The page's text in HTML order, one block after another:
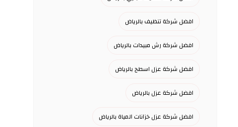
افضل شركة تنظيف بالرياض
افضل شركة رش مبيدات بالرياض
افضل شركة عزل اسطح بالرياض
افضل شركة عزل بالرياض
افضل شركة عزل خزانات المياة بالرياض